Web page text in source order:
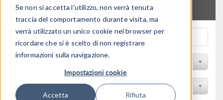
Se non si accetta l'utilizzo, non verrà tenuta
traccia del comportamento durante visita, ma
verrà utilizzato un unico cookie nel browser per
ricordare che si è scelto di non registrare
informazioni sulla navigazione.
Impostazioni cookie
Accetta Rifiuta
RICERCA RAPIDA
Filtra per Prodotto